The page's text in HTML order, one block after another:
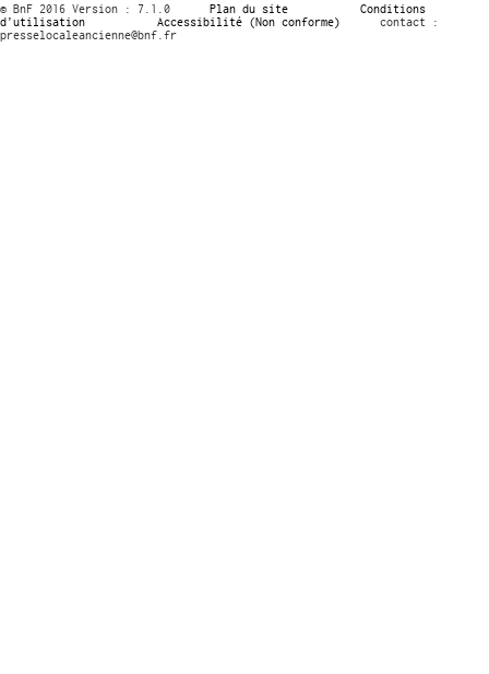
© BnF 2016 Version : 7.1.0 Plan du site
Conditions
d’utilisation
Accessibilité (Non conforme)
contact :
presselocaleancienne@bnf.fr